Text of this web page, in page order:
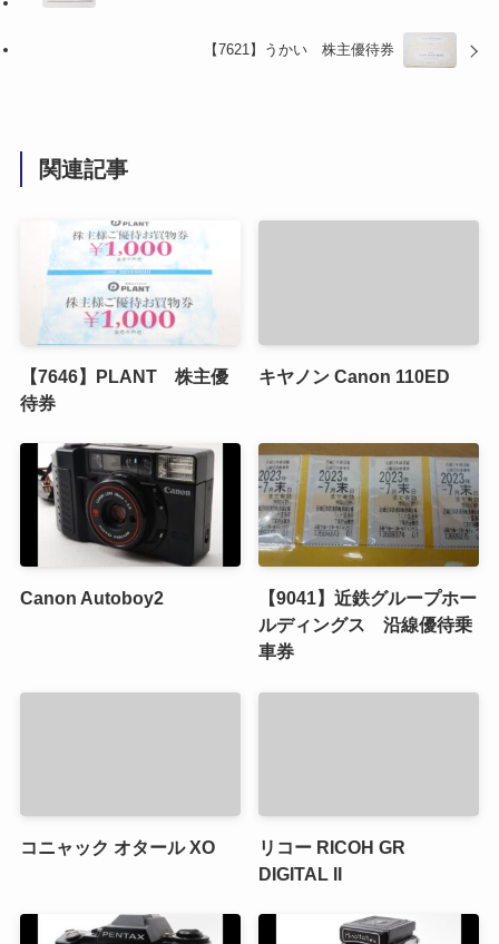
【7621】うかい 株主優待券
関連記事
【7646】PLANT 株主優
待券
キヤノン Canon 110ED
Canon Autoboy2
【9041】近鉄グループホー
ルディングス 沿線優待乗
車券
コニャック オタール XO
リコー RICOH GR
DIGITAL II